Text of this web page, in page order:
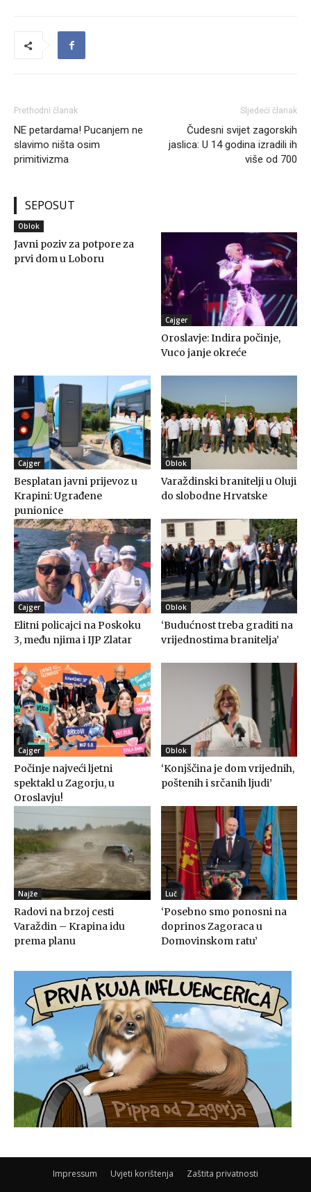
Prethodni članak
NE petardama! Pucanjem ne
slavimo ništa osim
primitivizma
Sljedeći članak
Čudesni svijet zagorskih
jaslica: U 14 godina izradili ih
više od 700
SEPOSUT
Oblok
Javni poziv za potpore za
prvi dom u Loboru
Cajger
Oroslavje: Indira počinje,
Vuco janje okreće
Cajger
Besplatan javni prijevoz u
Krapini: Ugrađene
punionice
Oblok
Varaždinski branitelji u Oluji
do slobodne Hrvatske
Cajger
Elitni policajci na Poskoku
3, među njima i IJP Zlatar
Oblok
‘Budućnost treba graditi na
vrijednostima branitelja’
Cajger
Počinje najveći ljetni
spektakl u Zagorju, u
Oroslavju!
Oblok
‘Konjščina je dom vrijednih,
poštenih i srčanih ljudi’
Najže
Radovi na brzoj cesti
Varaždin – Krapina idu
prema planu
Luč
‘Posebno smo ponosni na
doprinos Zagoraca u
Domovinskom ratu’
Impressum Uvjeti korištenja Zaštita privatnosti